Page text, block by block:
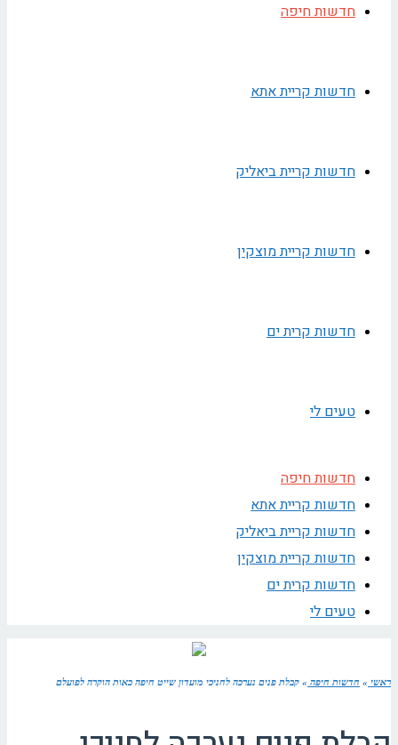
חדשות חיפה
חדשות קריית אתא
חדשות קריית ביאליק
חדשות קריית מוצקין
חדשות קרית ים
טעים לי
חדשות חיפה
חדשות קריית אתא
חדשות קריית ביאליק
חדשות קריית מוצקין
חדשות קרית ים
טעים לי
ראשי » חדשות חיפה » קבלת פנים נערכה לחניכי מועדון שייט חיפה כאות הוקרה לפועלם